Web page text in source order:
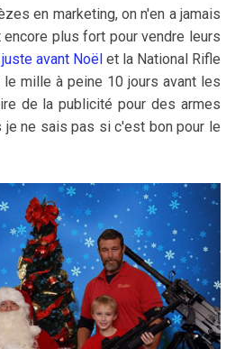
en marketing, on n'en a jamais
plus fort pour vendre leurs
juste avant Noël et la National Rifle
mille à peine 10 jours avant les
de la publicité pour des armes
ne sais pas si c'est bon pour le